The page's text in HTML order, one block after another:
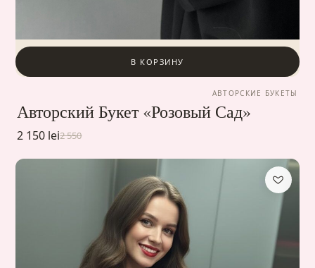
В КОРЗИНУ
АВТОРСКИЕ БУКЕТЫ
Авторский Букет «Розовый Сад»
2 150 lei2 550